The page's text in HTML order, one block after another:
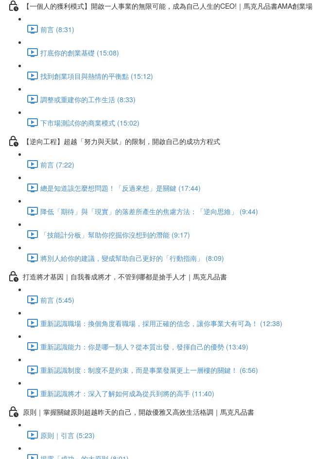
【一個人的獲利模式】開啟一人事業的無限可能，成為自己人生的CEO!｜馬克凡品書AMA創業場
前言 (8:31)
打底你的創業基礎 (15:08)
找到創業項目與熱情的平衡點 (15:12)
調整或重建你的工作生活 (8:33)
下市場測試你的商業模式 (15:02)
【逆向工程】超越「努力與天賦」的限制，開啟自己的成功方程式
前言 (7:22)
總是知道該怎麼想問題！「反過來想」是關鍵 (17:44)
降低「期待」與「現實」的落差所產生的焦慮方法：「逆向思維」 (9:44)
「技能計分板」幫助你挖掘你沒想到的潛能 (9:17)
將別人給你的建議，變成幫助自己更好的「行動指南」 (8:09)
打造將才基因｜自我養成將才，不管到哪都是搶手人才｜馬克凡品書
前言 (5:45)
重新認識職場：換個角度看職場，採用正確的信念，讓你事業大有可為！ (12:38)
重新認識能力：你是哪一類人？從本質出發，發揮自己的優勢 (13:49)
重新認識制度：制度不是約束，而是事業發展更上一層樓的關鍵！ (6:56)
重新認識將才：深入了解如何成為從兵到將的高手 (11:40)
原則｜掌握關鍵原則超越昨天的自己，開啟優雅又高效生活格調｜馬克凡品書
原則｜引言 (5:23)